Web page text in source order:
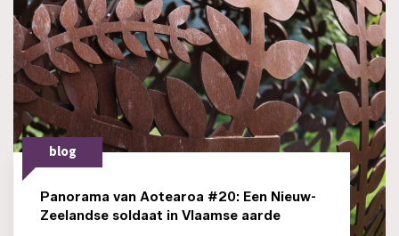
blog
Panorama van Aotearoa #20: Een Nieuw-
Zeelandse soldaat in Vlaamse aarde